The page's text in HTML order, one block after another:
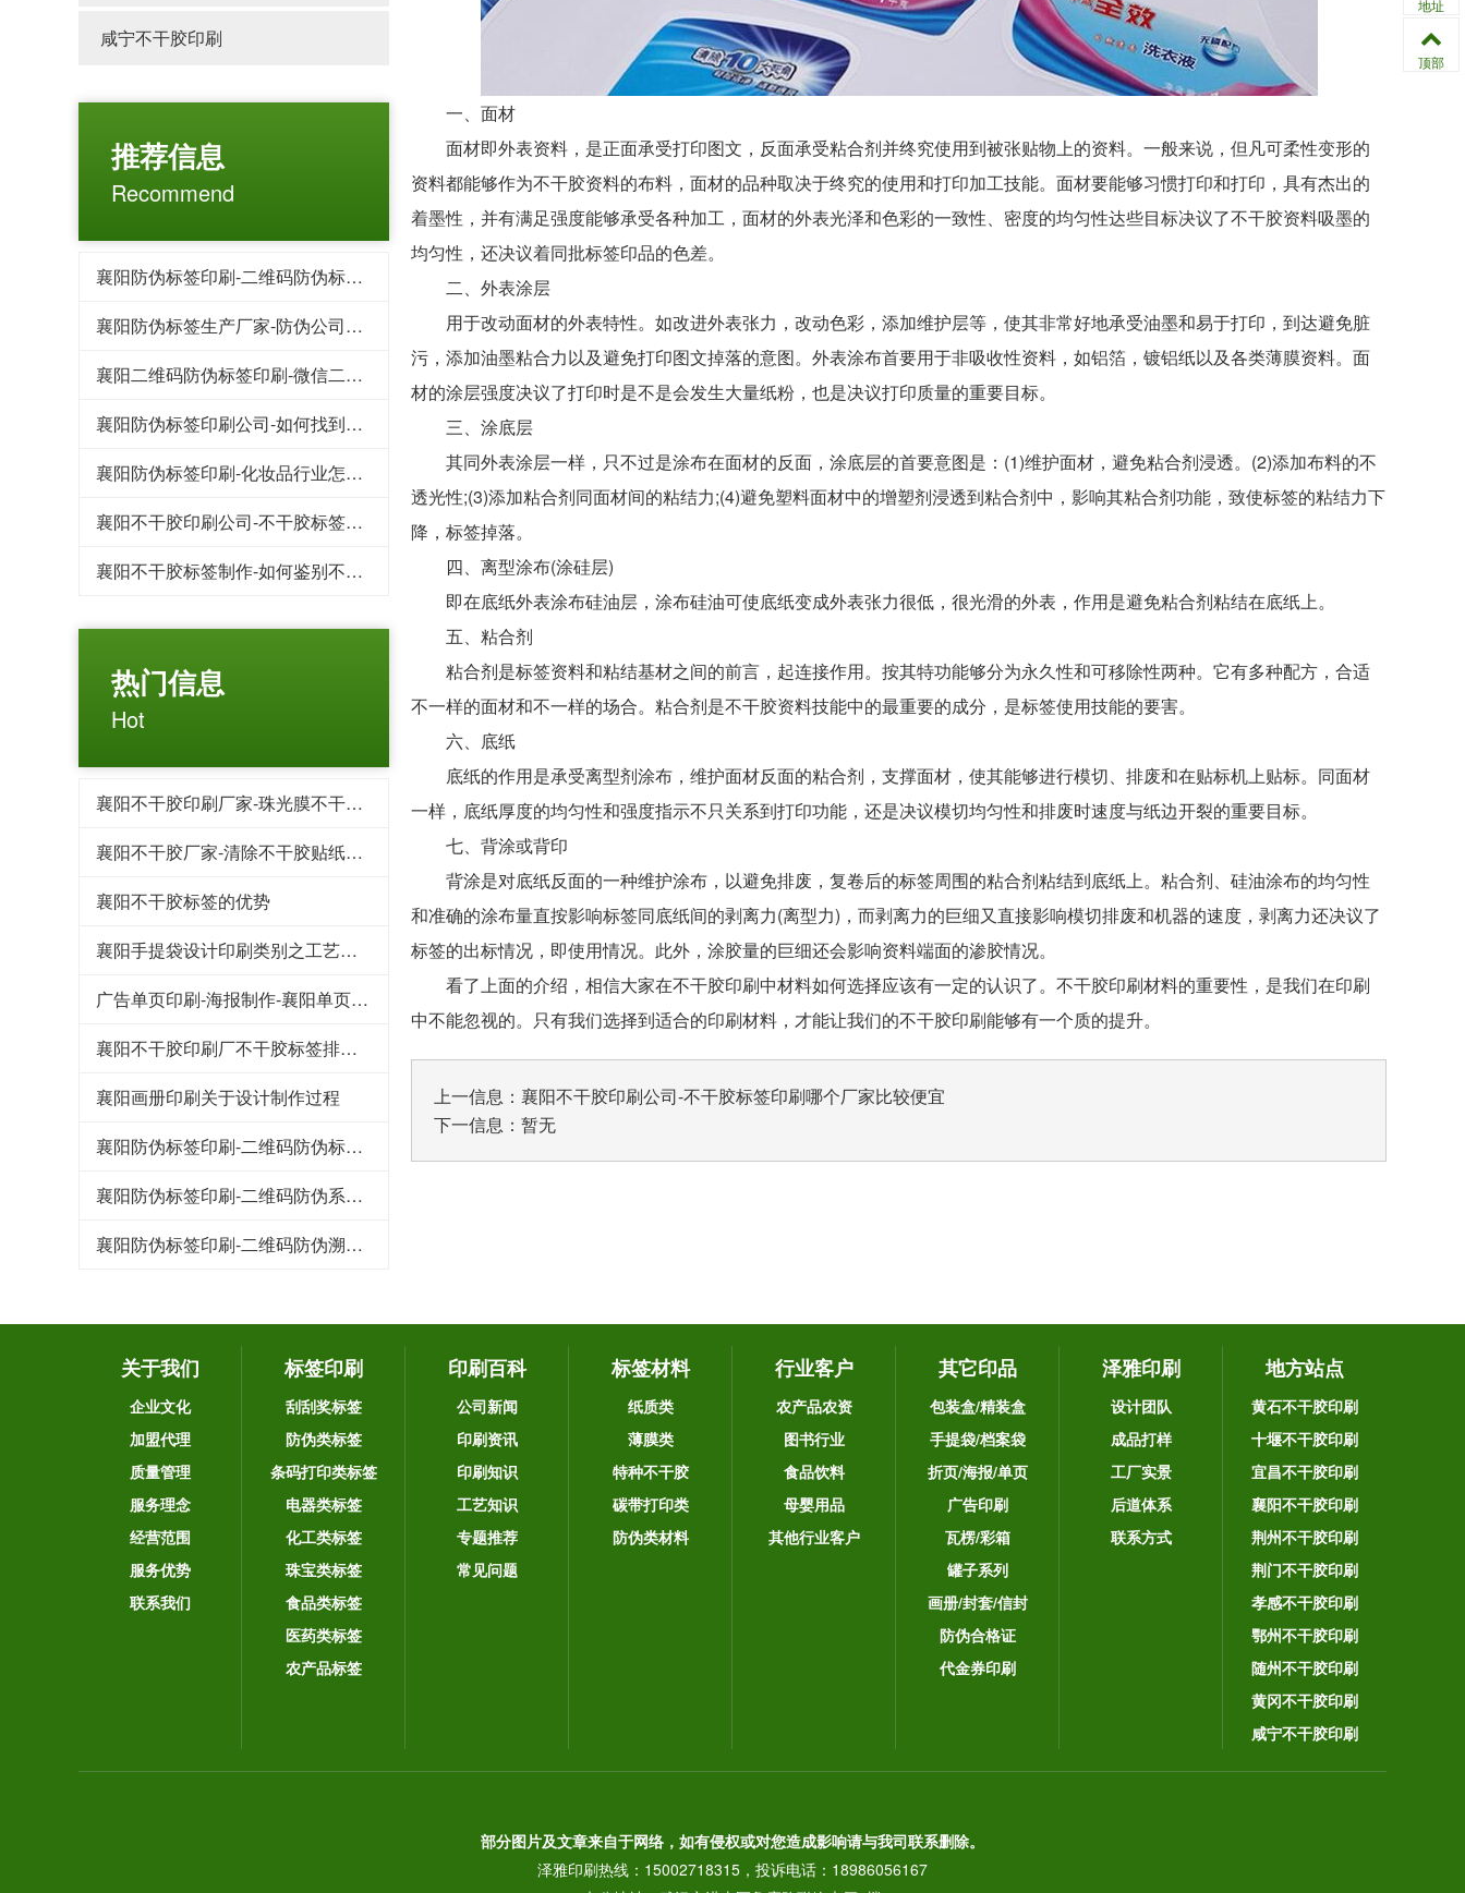
咸宁不干胶印刷
推荐信息
Recommend
襄阳防伪标签印刷-二维码防伪标签的特点都有哪些
襄阳防伪标签生产厂家-防伪公司常用的防伪印刷技术
襄阳二维码防伪标签印刷-微信二维码红包系统为企业提供哪些好处
襄阳防伪标签印刷公司-如何找到靠谱防伪标签制作厂家
襄阳防伪标签印刷-化妆品行业怎样防止被造假
襄阳不干胶印刷公司-不干胶标签印刷哪个厂家比较便宜
襄阳不干胶标签制作-如何鉴别不干胶印刷品材料的好与坏
热门信息
Hot
襄阳不干胶印刷厂家-珠光膜不干胶标签?
襄阳不干胶厂家-清除不干胶贴纸的小妙招
襄阳不干胶标签的优势
襄阳手提袋设计印刷类别之工艺流程
广告单页印刷-海报制作-襄阳单页设计印刷制作
襄阳不干胶印刷厂不干胶标签排废问题解决
襄阳画册印刷关于设计制作过程
襄阳防伪标签印刷-二维码防伪标签的特点都有哪些
襄阳防伪标签印刷-二维码防伪系统的技术原理
襄阳防伪标签印刷-二维码防伪溯源系统在家禽行业中的应用
一、面材
面材即外表资料，是正面承受打印图文，反面承受粘合剂并终究使用到被张贴物上的资料。一般来说，但凡可柔性变形的
资料都能够作为不干胶资料的布料，面材的品种取决于终究的使用和打印加工技能。面材要能够习惯打印和打印，具有杰出的
着墨性，并有满足强度能够承受各种加工，面材的外表光泽和色彩的一致性、密度的均匀性达些目标决议了不干胶资料吸墨的
均匀性，还决议着同批标签印品的色差。
二、外表涂层
用于改动面材的外表特性。如改进外表张力，改动色彩，添加维护层等，使其非常好地承受油墨和易于打印，到达避免脏
污，添加油墨粘合力以及避免打印图文掉落的意图。外表涂布首要用于非吸收性资料，如铝箔，镀铝纸以及各类薄膜资料。面
材的涂层强度决议了打印时是不是会发生大量纸粉，也是决议打印质量的重要目标。
三、涂底层
其同外表涂层一样，只不过是涂布在面材的反面，涂底层的首要意图是：(1)维护面材，避免粘合剂浸透。(2)添加布料的不
透光性;(3)添加粘合剂同面材间的粘结力;(4)避免塑料面材中的增塑剂浸透到粘合剂中，影响其粘合剂功能，致使标签的粘结力下
降，标签掉落。
四、离型涂布(涂硅层)
即在底纸外表涂布硅油层，涂布硅油可使底纸变成外表张力很低，很光滑的外表，作用是避免粘合剂粘结在底纸上。
五、粘合剂
粘合剂是标签资料和粘结基材之间的前言，起连接作用。按其特功能够分为永久性和可移除性两种。它有多种配方，合适
不一样的面材和不一样的场合。粘合剂是不干胶资料技能中的最重要的成分，是标签使用技能的要害。
六、底纸
底纸的作用是承受离型剂涂布，维护面材反面的粘合剂，支撑面材，使其能够进行模切、排废和在贴标机上贴标。同面材
一样，底纸厚度的均匀性和强度指示不只关系到打印功能，还是决议模切均匀性和排废时速度与纸边开裂的重要目标。
七、背涂或背印
背涂是对底纸反面的一种维护涂布，以避免排废，复卷后的标签周围的粘合剂粘结到底纸上。粘合剂、硅油涂布的均匀性
和准确的涂布量直按影响标签同底纸间的剥离力(离型力)，而剥离力的巨细又直接影响模切排废和机器的速度，剥离力还决议了
标签的出标情况，即使用情况。此外，涂胶量的巨细还会影响资料端面的渗胶情况。
看了上面的介绍，相信大家在不干胶印刷中材料如何选择应该有一定的认识了。不干胶印刷材料的重要性，是我们在印刷
中不能忽视的。只有我们选择到适合的印刷材料，才能让我们的不干胶印刷能够有一个质的提升。
上一信息： 襄阳不干胶印刷公司-不干胶标签印刷哪个厂家比较便宜
下一信息：暂无
关于我们
企业文化
加盟代理
质量管理
服务理念
经营范围
服务优势
联系我们
标签印刷
刮刮奖标签
防伪类标签
条码打印类标签
电器类标签
化工类标签
珠宝类标签
食品类标签
医药类标签
农产品标签
印刷百科
公司新闻
印刷资讯
印刷知识
工艺知识
专题推荐
常见问题
标签材料
纸质类
薄膜类
特种不干胶
碳带打印类
防伪类材料
行业客户
农产品农资
图书行业
食品饮料
母婴用品
其他行业客户
其它印品
包装盒/精装盒
手提袋/档案袋
折页/海报/单页
广告印刷
瓦楞/彩箱
罐子系列
画册/封套/信封
防伪合格证
代金券印刷
泽雅印刷
设计团队
成品打样
工厂实景
后道体系
联系方式
地方站点
黄石不干胶印刷
十堰不干胶印刷
宜昌不干胶印刷
襄阳不干胶印刷
荆州不干胶印刷
荆门不干胶印刷
孝感不干胶印刷
鄂州不干胶印刷
随州不干胶印刷
黄冈不干胶印刷
咸宁不干胶印刷
部分图片及文章来自于网络，如有侵权或对您造成影响请与我司联系删除。
泽雅印刷热线：15002718315，投诉电话：18986056167
地址
顶部